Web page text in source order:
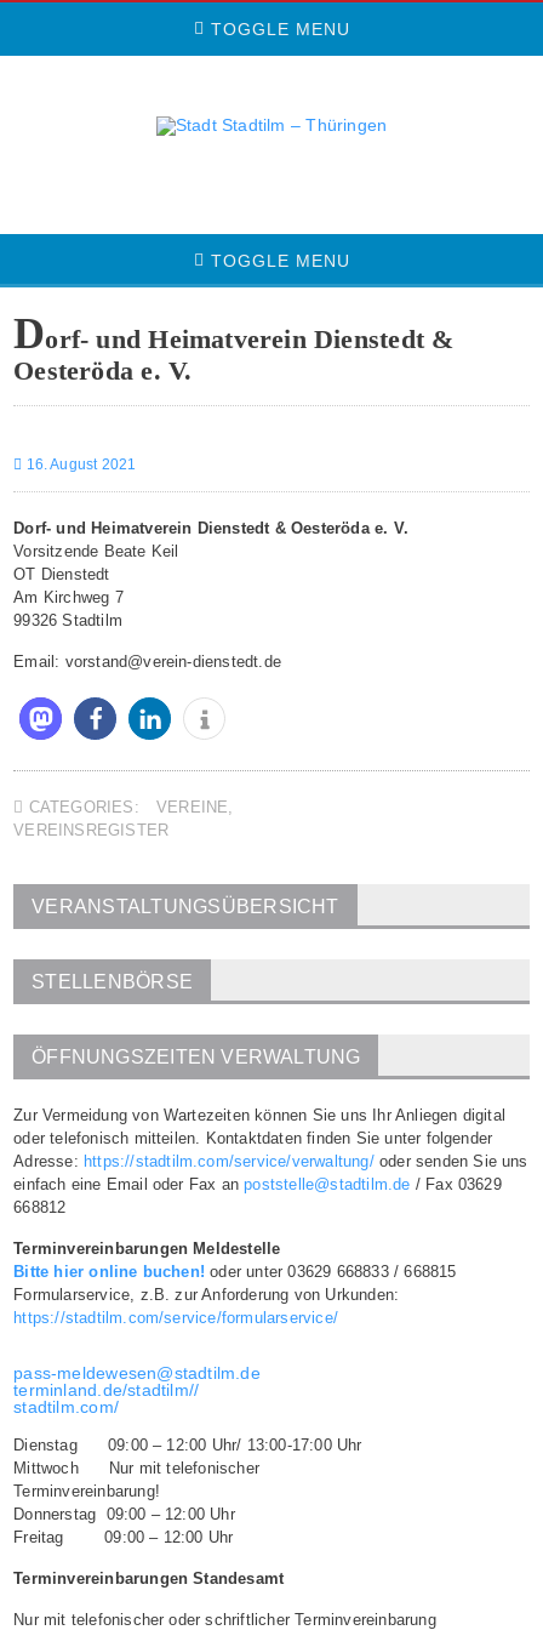
TOGGLE MENU
TOGGLE MENU
Dorf- und Heimatverein Dienstedt &
Oesteröda e. V.
16. August 2021
Dorf- und Heimatverein Dienstedt & Oesteröda e. V.
Vorsitzende Beate Keil
OT Dienstedt
Am Kirchweg 7
99326 Stadtilm
Email: vorstand@verein-dienstedt.de
CATEGORIES: VEREINE,
VEREINSREGISTER
VERANSTALTUNGSÜBERSICHT
STELLENBÖRSE
ÖFFNUNGSZEITEN VERWALTUNG
Zur Vermeidung von Wartezeiten können Sie uns Ihr Anliegen digital
oder telefonisch mitteilen. Kontaktdaten finden Sie unter folgender
Adresse: https://stadtilm.com/service/verwaltung/oder senden Sie uns
einfach eine Email oder Fax anpoststelle@stadtilm.de / Fax 03629
668812
Terminvereinbarungen Meldestelle
Bitte hier online buchen! oder unter 03629 668833 / 668815
Formularservice, z.B. zur Anforderung von Urkunden:
https://stadtilm.com/service/formularservice/
pass-meldewesen@stadtilm.de
terminland.de/stadtilm//
stadtilm.com/
Dienstag 09:00 – 12:00 Uhr/ 13:00-17:00 Uhr
Mittwoch Nur mit telefonischer
Terminvereinbarung!
Donnerstag 09:00 – 12:00 Uhr
Freitag 09:00 – 12:00 Uhr
Terminvereinbarungen Standesamt
Nur mit telefonischer oder schriftlicher Terminvereinbarung